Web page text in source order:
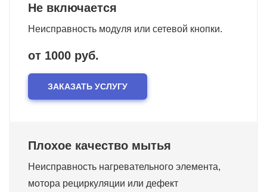
Не включается
Неисправность модуля или сетевой кнопки.
от 1000 руб.
ЗАКАЗАТЬ УСЛУГУ
Плохое качество мытья
Неисправность нагревательного элемента,
мотора рециркуляции или дефект